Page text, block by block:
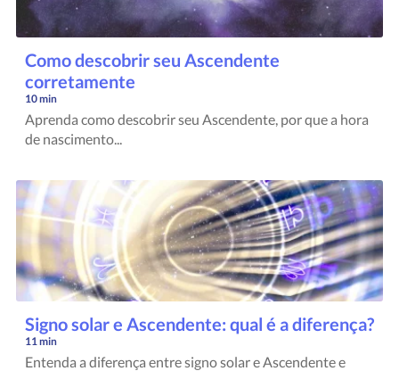
Como descobrir seu Ascendente
corretamente
10 min
Aprenda como descobrir seu Ascendente, por que a hora
de nascimento...
Signo solar e Ascendente: qual é a diferença?
11 min
Entenda a diferença entre signo solar e Ascendente e